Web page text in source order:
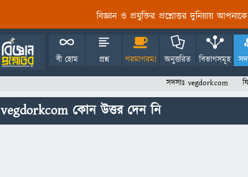
বিজ্ঞান ও প্রযুক্তির প্রশ্নোত্তর দুনিয়ায়
বী হোম প্রশ্ন গরমাগরম! অনুত্তরিত বিভাগসমূহ
সদস্যঃ vegdorkcom
vegdorkcom কোন উত্তর দেন নি